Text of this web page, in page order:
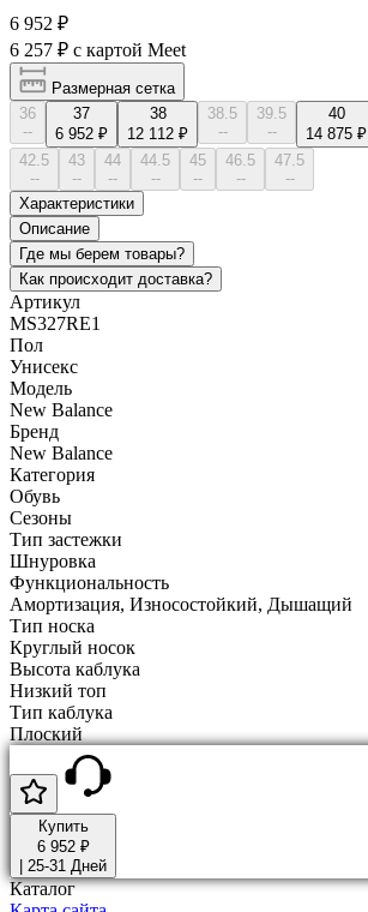
6 952 ₽
6 257 ₽ с картой Meet
Размерная сетка
36
--
37
6 952 ₽
38
12 112 ₽
38.5
--
39.5
--
40
14 875 ₽
42.5
--
43
--
44
--
44.5
--
45
--
46.5
--
47.5
--
Характеристики
Описание
Где мы берем товары?
Как происходит доставка?
Артикул
MS327RE1
Пол
Унисекс
Модель
New Balance
Бренд
New Balance
Категория
Обувь
Сезоны
Тип застежки
Шнуровка
Функциональность
Амортизация, Износостойкий, Дышащий
Тип носка
Круглый носок
Высота каблука
Низкий топ
Тип каблука
Плоский
Купить
6 952 ₽
25-31 Дней
Каталог